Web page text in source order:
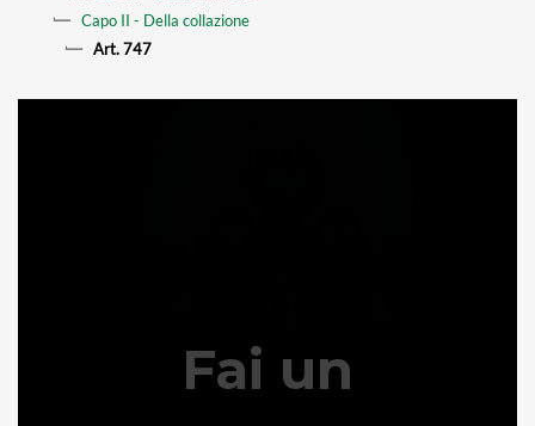
Capo II - Della collazione
Art. 747